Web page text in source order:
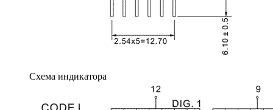
Схема индикатора